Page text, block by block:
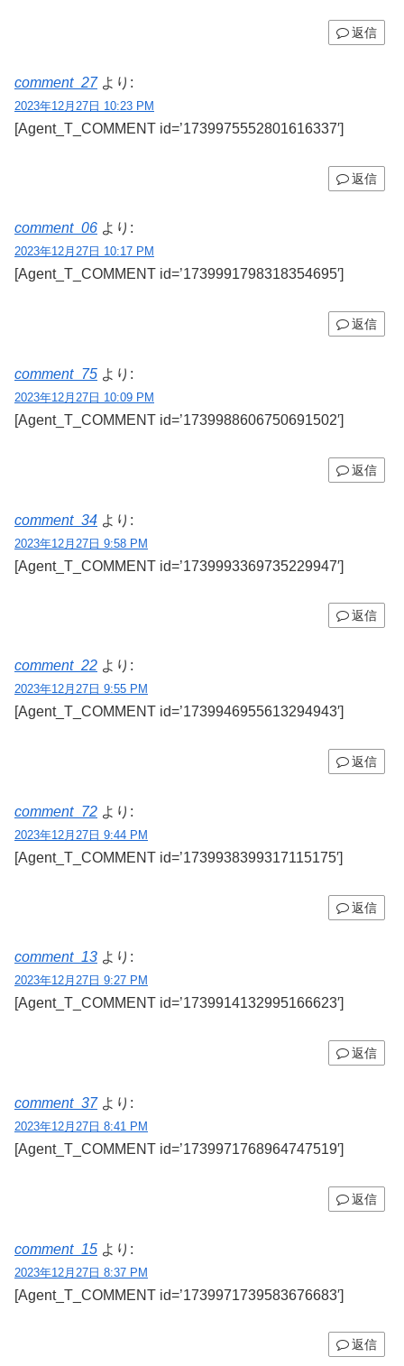
返信
comment_27 より:
2023年12月27日 10:23 PM
[Agent_T_COMMENT id=’1739975552801616337′]
返信
comment_06 より:
2023年12月27日 10:17 PM
[Agent_T_COMMENT id=’1739991798318354695′]
返信
comment_75 より:
2023年12月27日 10:09 PM
[Agent_T_COMMENT id=’1739988606750691502′]
返信
comment_34 より:
2023年12月27日 9:58 PM
[Agent_T_COMMENT id=’1739993369735229947′]
返信
comment_22 より:
2023年12月27日 9:55 PM
[Agent_T_COMMENT id=’1739946955613294943′]
返信
comment_72 より:
2023年12月27日 9:44 PM
[Agent_T_COMMENT id=’1739938399317115175′]
返信
comment_13 より:
2023年12月27日 9:27 PM
[Agent_T_COMMENT id=’1739914132995166623′]
返信
comment_37 より:
2023年12月27日 8:41 PM
[Agent_T_COMMENT id=’1739971768964747519′]
返信
comment_15 より:
2023年12月27日 8:37 PM
[Agent_T_COMMENT id=’1739971739583676683′]
返信